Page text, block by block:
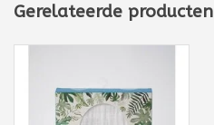
Gerelateerde producten